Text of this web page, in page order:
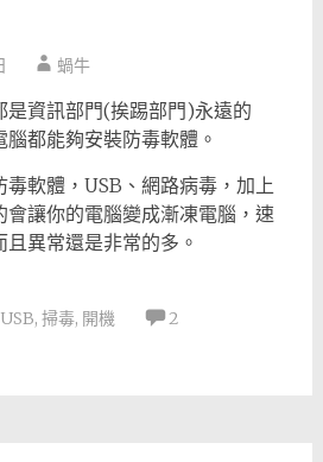
蝸牛
是資訊部門(挨踢部門)永遠的
都能夠安裝防毒軟體。
軟體，USB、網路病毒，加上
會讓你的電腦變成漸凍電腦，速
異常還是非常的多。
USB, 掃毒, 開機
2